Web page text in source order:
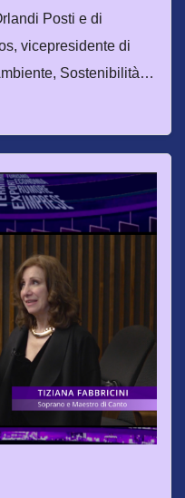
Posti e di
vicepresidente di
Sostenibilità…